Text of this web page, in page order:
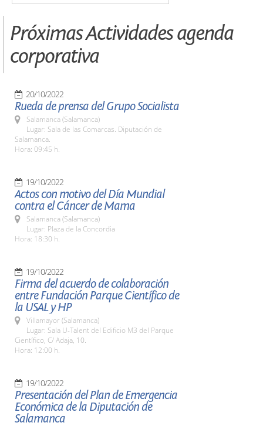
Próximas Actividades agenda
corporativa
20/10/2022
Rueda de prensa del Grupo Socialista
Salamanca (Salamanca)
Lugar: Sala de las Comarcas. Diputación de
Salamanca.
Hora: 09:45 h.
19/10/2022
Actos con motivo del Día Mundial
contra el Cáncer de Mama
Salamanca (Salamanca)
Lugar: Plaza de la Concordia
Hora: 18:30 h.
19/10/2022
Firma del acuerdo de colaboración
entre Fundación Parque Científico de
la USAL y HP
Villamayor (Salamanca)
Lugar: Sala U-Talent del Edificio M3 del Parque
Científico, C/ Adaja, 10.
Hora: 12:00 h.
19/10/2022
Presentación del Plan de Emergencia
Económica de la Diputación de
Salamanca